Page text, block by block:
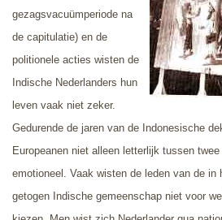
gezagsvacuümperiode na
de capitulatie) en de
politionele acties wisten de
Indische Nederlanders hun
leven vaak niet zeker.
Gedurende de jaren van de Indonesische
Europeanen niet alleen letterlijk tussen
emotioneel. Vaak wisten de leden van de in
getogen Indische gemeenschap niet voor